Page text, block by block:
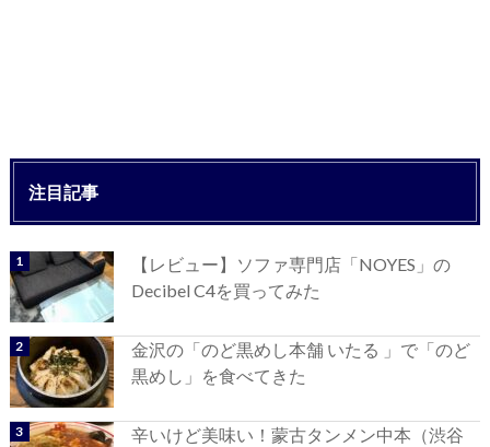
注目記事
【レビュー】ソファ専門店「NOYES」の
Decibel C4を買ってみた
金沢の「のど黒めし本舗 いたる 」で「のど
黒めし」を食べてきた
辛いけど美味い！蒙古タンメン中本（渋谷